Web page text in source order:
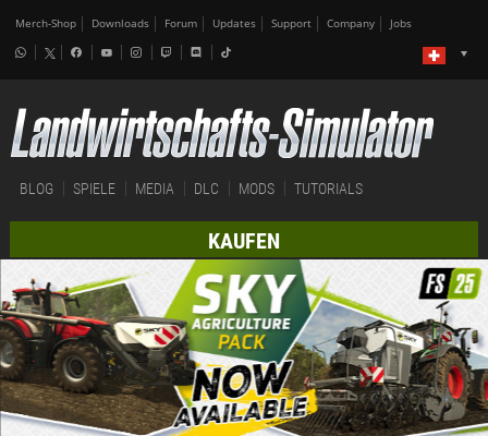
Merch-Shop Downloads Forum Updates Support Company Jobs
BLOG SPIELE MEDIA DLC MODS TUTORIALS
KAUFEN